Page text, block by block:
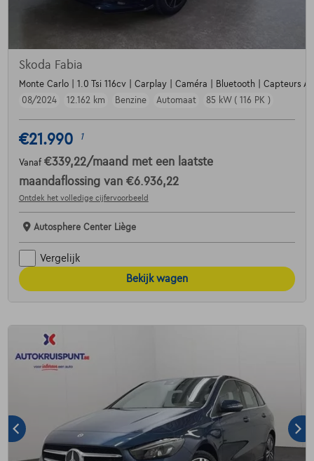
Skoda Fabia
Monte Carlo | 1.0 Tsi 116cv | Carplay | Caméra | Bluetooth | Capteurs
08/2024
12.162 km Benzine Automaat 85 kW ( 116 PK )
€21.990 1
Vanaf €339,22/maand met een laatste
maandaflossing van €6.936,22
Ontdek het volledige cijfervoorbeeld
Autosphere Center Liège
Vergelijk
Bekijk wagen